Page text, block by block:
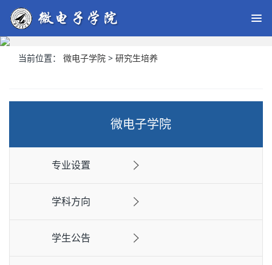
当前位置： 微电子学院 > 研究生培养
微电子学院
专业设置
学科方向
学生公告